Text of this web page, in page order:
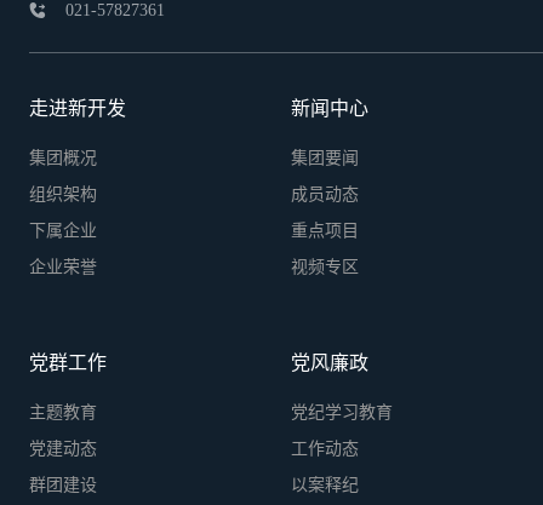
 021-57827361
走进新开发
集团概况
组织架构
下属企业
企业荣誉
新闻中心
集团要闻
成员动态
重点项目
视频专区
党群工作
主题教育
党建动态
群团建设
党风廉政
党纪学习教育
工作动态
以案释纪